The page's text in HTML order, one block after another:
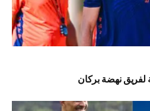
لفريق نهضة بركان